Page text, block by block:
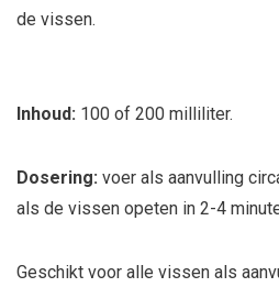
de vissen.
Inhoud: 100 of 200 milliliter.
Dosering: voer als aanvulling
als de vissen opeten in 2-4
Geschikt voor alle vissen als